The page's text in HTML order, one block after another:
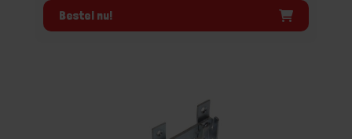
Bestel nu!